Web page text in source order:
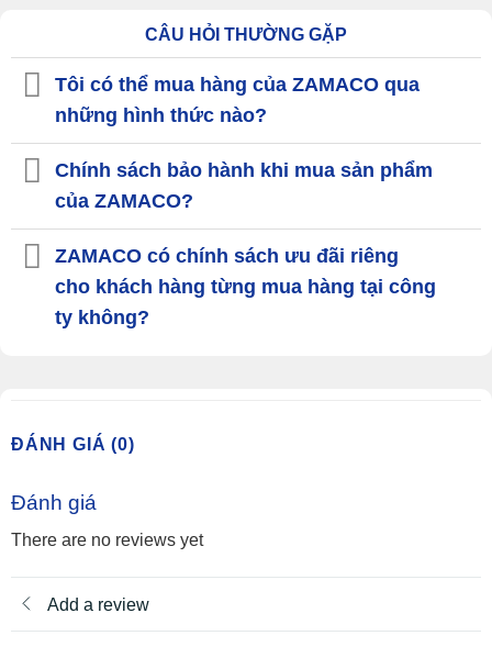
CÂU HỎI THƯỜNG GẶP
Tôi có thể mua hàng của ZAMACO qua
những hình thức nào?
Chính sách bảo hành khi mua sản phẩm
của ZAMACO?
ZAMACO có chính sách ưu đãi riêng
cho khách hàng từng mua hàng tại công
ty không?
ĐÁNH GIÁ (0)
Đánh giá
There are no reviews yet
Add a review